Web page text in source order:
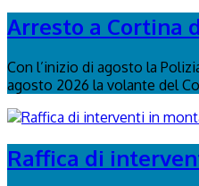
Arresto a Cortina
Con l’inizio di agosto la
agosto 2026 la volante del
Raffica di